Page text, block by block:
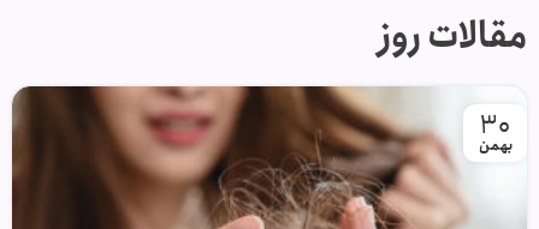
مقالات روز
30
بهمن